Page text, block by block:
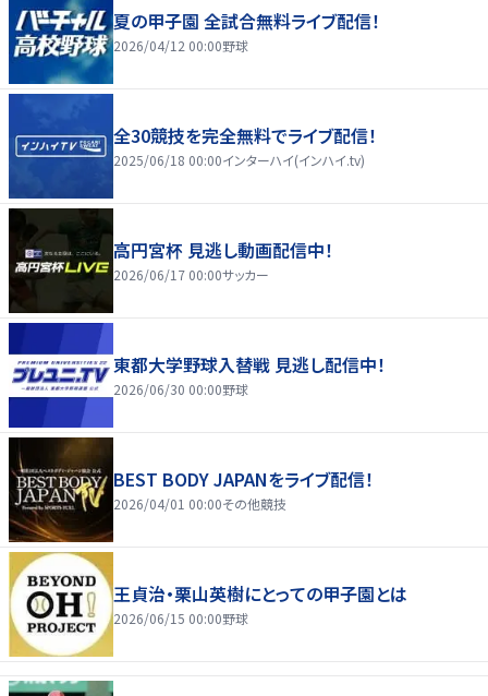
夏の甲子園 全試合無料ライブ配信！
2026/04/12 00:00野球
全30競技を完全無料でライブ配信！
2025/06/18 00:00インターハイ(インハイ.tv)
高円宮杯 見逃し動画配信中！
2026/06/17 00:00サッカー
東都大学野球入替戦 見逃し配信中！
2026/06/30 00:00野球
BEST BODY JAPANをライブ配信！
2026/04/01 00:00その他競技
王貞治・栗山英樹にとっての甲子園とは
2026/06/15 00:00野球